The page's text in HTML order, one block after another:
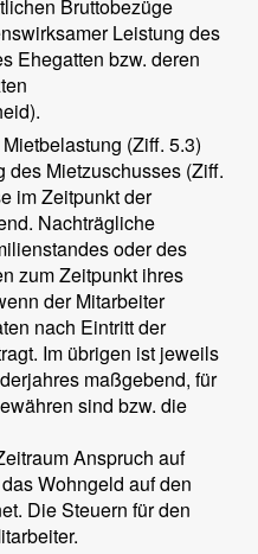
Bruttobezüge
Leistung des
Ehegatten bzw. deren
(Ziff. 5.3)
des Mietzuschusses (Ziff.
im Zeitpunkt der
Nachträgliche
oder des
zum Zeitpunkt ihres
der Mitarbeiter
nach Eintritt der
Im übrigen ist jeweils
maßgebend, für
sind bzw. die
Anspruch auf
Wohngeld auf den
Die Steuern für den